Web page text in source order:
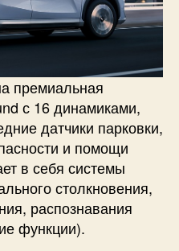
премиальная
с 16 динамиками,
датчики парковки,
и помощи
в себя системы
столкновения,
распознавания
функции).